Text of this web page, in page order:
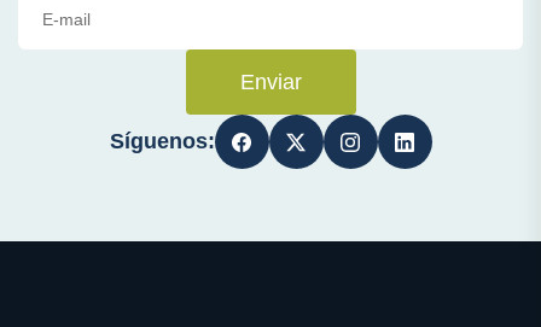
Enviar
Síguenos: